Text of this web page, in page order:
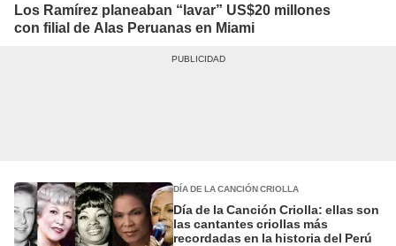
Los Ramírez planeaban “lavar” US$20 millones
con filial de Alas Peruanas en Miami
DÍA DE LA CANCIÓN CRIOLLA
Día de la Canción Criolla: ellas son
las cantantes criollas más
recordadas en la historia del Perú